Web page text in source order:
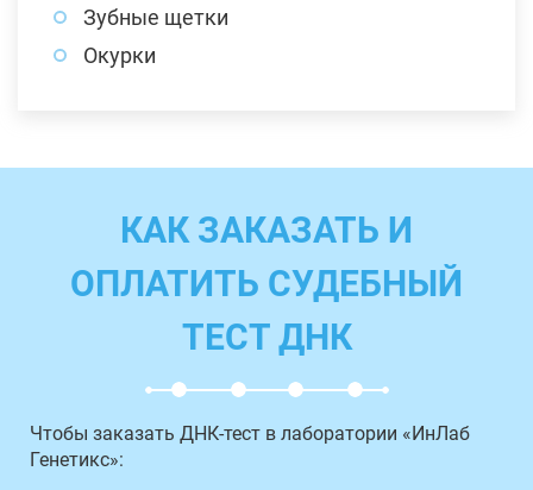
Зубные щетки
Окурки
КАК ЗАКАЗАТЬ И
ОПЛАТИТЬ СУДЕБНЫЙ
ТЕСТ ДНК
Чтобы заказать ДНК-тест в лаборатории «ИнЛаб
Генетикс»: